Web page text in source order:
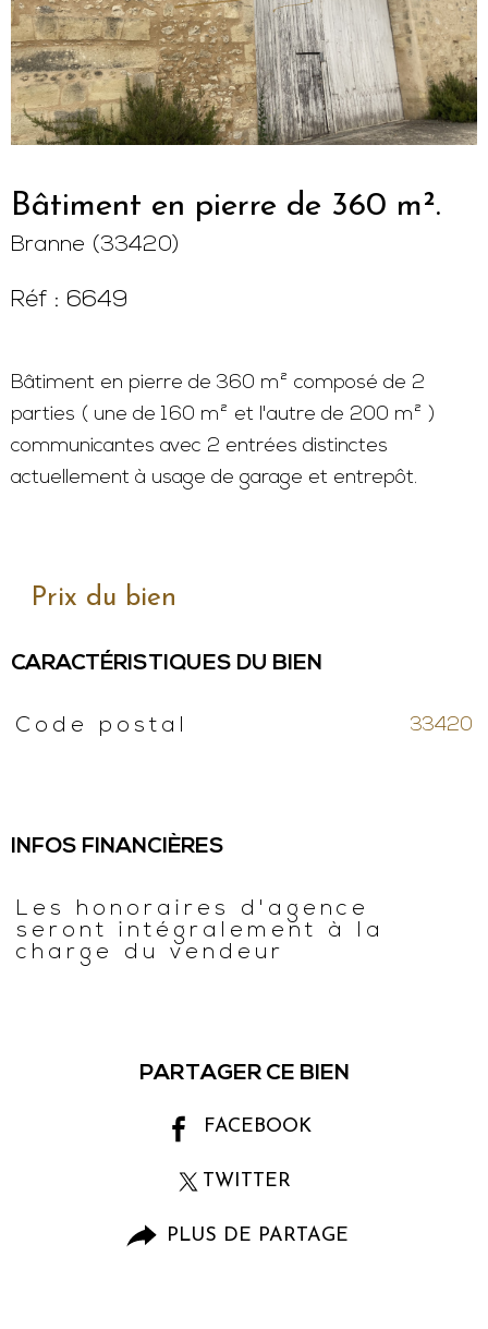
Bâtiment en pierre de 360 m².
Branne (33420)
Réf : 6649
Bâtiment en pierre de 360 m² composé de 2
parties ( une de 160 m² et l'autre de 200 m² )
communicantes avec 2 entrées distinctes
actuellement à usage de garage et entrepôt.
Prix du bien
CARACTÉRISTIQUES DU BIEN
Caractéristiques Valeurs
Code postal 33420
INFOS FINANCIÈRES
Caractéristiques Valeurs
Les honoraires d'agence
seront intégralement à la
charge du vendeur
PARTAGER CE BIEN
FACEBOOK
TWITTER
PLUS DE PARTAGE